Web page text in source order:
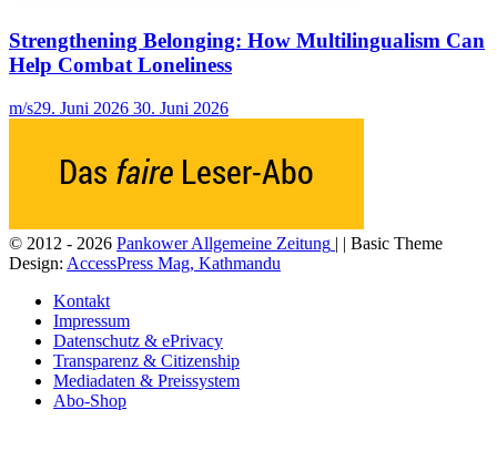
Strengthening Belonging: How Multilingualism Can
Help Combat Loneliness
m/s29. Juni 2026 30. Juni 2026
© 2012 - 2026 Pankower Allgemeine Zeitung | | Basic Theme
Design: AccessPress Mag, Kathmandu
Kontakt
Impressum
Datenschutz & ePrivacy
Transparenz & Citizenship
Mediadaten & Preissystem
Abo-Shop